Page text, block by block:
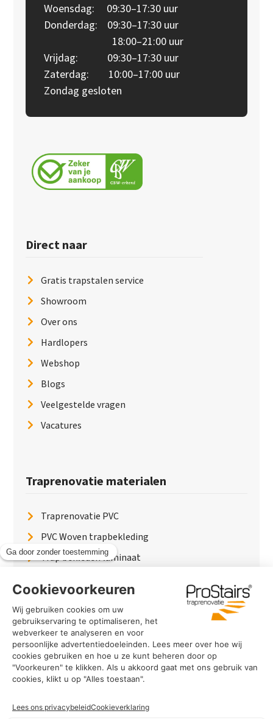
Woensdag: 09:30–17:30 uur
Donderdag: 09:30–17:30 uur
18:00–21:00 uur
Vrijdag: 09:30–17:30 uur
Zaterdag: 10:00–17:00 uur
Zondag gesloten
Direct naar
Gratis trapstalen service
Showroom
Over ons
Hardlopers
Webshop
Blogs
Veelgestelde vragen
Vacatures
Traprenovatie materialen
Traprenovatie PVC
PVC Woven trapbekleding
Trap bekleden laminaat
Traptreden beton
Traptreden leer
PaintWood
Trapverlichting
PVC Vloer
Marmerlook trap